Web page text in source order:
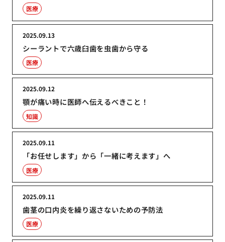
医療
シーラントで六歳臼歯を虫歯から守る
2025.09.13
医療
顎が痛い時に医師へ伝えるべきこと！
2025.09.12
知識
「お任せします」から「一緒に考えます」へ
2025.09.11
医療
歯茎の口内炎を繰り返さないための予防法
2025.09.11
医療